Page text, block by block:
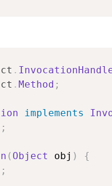
.
. Method ;
implements
;
( Object obj )
{
;